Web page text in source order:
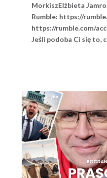
MorkiszElżbieta
Rumble: https://
https://rumble.com/
Jeśli podoba Ci się to,